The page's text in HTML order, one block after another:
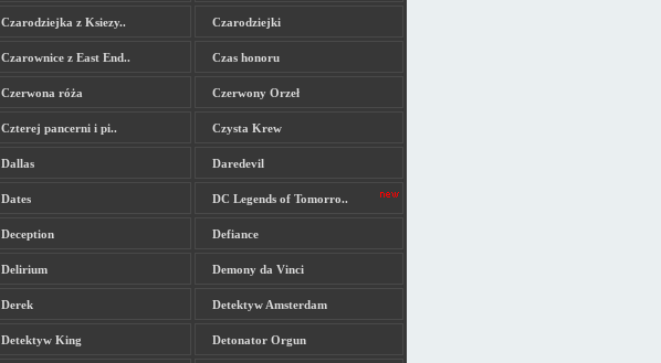
Czarodziejka z Ksiezy.. Czarodziejki
Czarownice z East End.. Czas honoru
Czerwona róża Czerwony Orzeł
Czterej pancerni i pi.. Czysta Krew
Dallas Daredevil
Dates DC Legends of Tomorro..
Deception Defiance
Delirium Demony da Vinci
Derek Detektyw Amsterdam
Detektyw King Detonator Orgun